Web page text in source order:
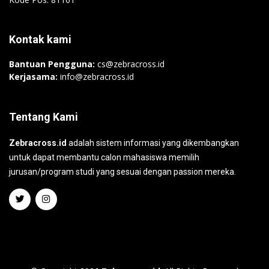
Kontak kami
Bantuan Pengguna: cs@zebracross.id
Kerjasama: info@zebracross.id
Tentang Kami
Zebracross.id adalah sistem informasi yang dikembangkan
untuk dapat membantu calon mahasiswa memilih
jurusan/program studi yang sesuai dengan passion mereka.